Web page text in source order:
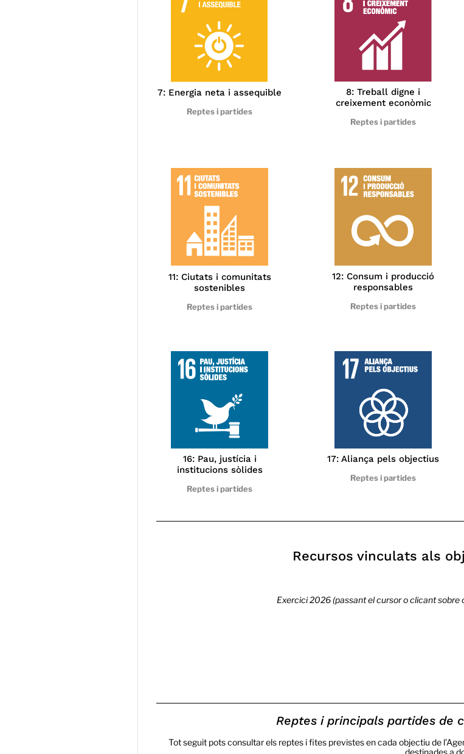
7: Energia neta i assequible
Reptes i partides
8: Treball digne i
creixement econòmic
Reptes i partides
11: Ciutats i comunitats
sostenibles
Reptes i partides
12: Consum i producció
responsables
Reptes i partides
16: Pau, justícia i
institucions sòlides
Reptes i partides
17: Aliança pels objectius
Reptes i partides
Recursos vinculats als
Exercici 2026 (passant el cursor o clicant
Reptes i principals partides de
Tot seguit pots consultar els reptes i fites previstes en cada objectiu de
destinades a